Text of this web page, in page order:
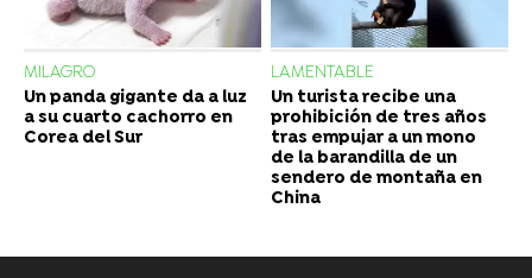
MILAGRO
Un panda gigante da a luz
a su cuarto cachorro en
Corea del Sur
LAMENTABLE
Un turista recibe una
prohibición de tres años
tras empujar a un mono
de la barandilla de un
sendero de montaña en
China